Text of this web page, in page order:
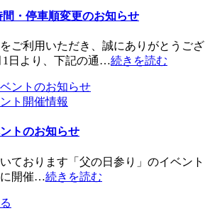
・停車順変更のお知らせ
ご利用いただき、誠にありがとうござ
1日より、下記の通…続きを読む
ト開催情報
トのお知らせ
ております「父の日参り」のイベント
に開催…続きを読む